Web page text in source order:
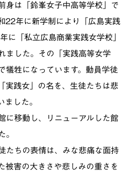
身は「鈴峯女子中高等学校」で
22年に新学制により「広島実践
に「私立広島商業実践女学校」
ました。その「実践高等女学
犠牲になっています。動員学徒
実践女」の名を、生徒たちは悲
ました。
に移動し、リニューアルした館
。
たちの表情は、みな悲痛な面持
被害の大きさや悲しみの重さを